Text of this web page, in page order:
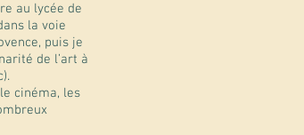
au lycée de
la voie
puis je
de l’art à
cinéma, les